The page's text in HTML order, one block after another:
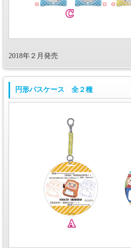
2018年２月発売
円形パスケース 全２種